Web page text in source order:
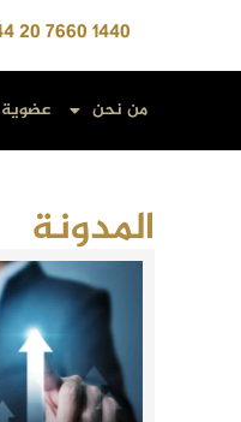
20 7660 1440
من نحن
المدونة